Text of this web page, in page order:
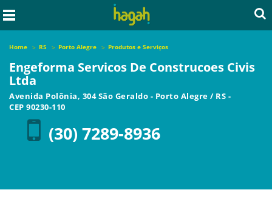
Home RS Porto Alegre Produtos e Serviços
Engeforma Servicos De Construcoes Civis
Ltda
Avenida Polônia, 304 São Geraldo - Porto Alegre / RS -
CEP 90230-110
(30) 7289-8936